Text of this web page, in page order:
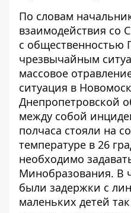
По словам
взаимодействия
с общественностью
чрезвычайным
массовое
ситуация в
Днепропетровской
между собой
полчаса стояли на
температуре в 26
необходимо
Минобразования. В
были задержки с
маленьких детей